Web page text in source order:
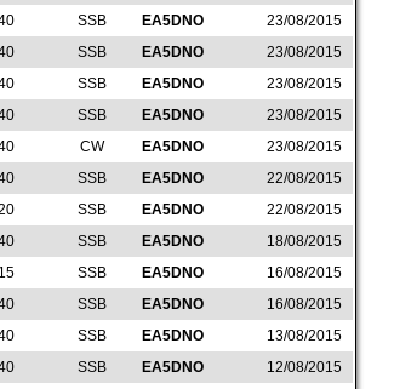
SSB EA5DNO
23/08/2015
SSB EA5DNO
23/08/2015
SSB EA5DNO
23/08/2015
SSB EA5DNO
23/08/2015
CW EA5DNO
23/08/2015
SSB EA5DNO
22/08/2015
SSB EA5DNO
22/08/2015
SSB EA5DNO
18/08/2015
15 SSB EA5DNO
16/08/2015
SSB EA5DNO
16/08/2015
SSB EA5DNO
13/08/2015
SSB EA5DNO
12/08/2015